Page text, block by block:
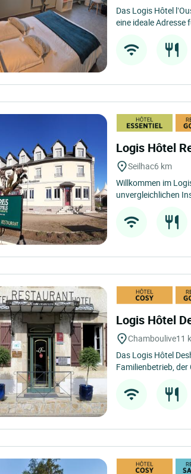
Das Logis Hôtel
eine ideale
Logis Hôtel
Seilhac6 km
Willkommen im
unvergleichlichen
Logis Hôtel
Chamboulive11
Das Logis Hôtel
Familienbetrieb,